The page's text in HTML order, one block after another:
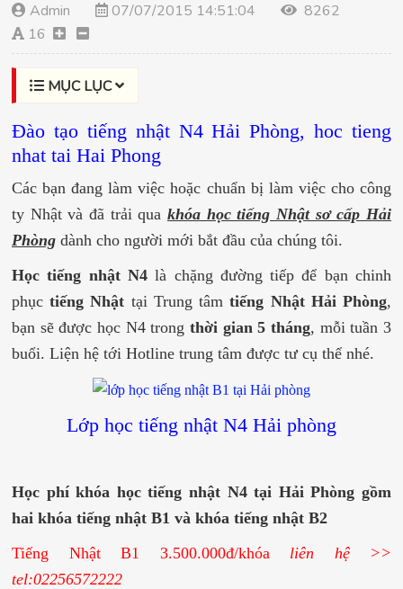
Admin 07/07/2015 14:51:04
8262
16
MỤC LỤC
Đào tạo tiếng nhật N4 Hải Phòng, hoc tieng
nhat tai Hai Phong
Các bạn đang làm việc hoặc chuẩn bị làm việc cho công
ty Nhật và đã trải qua khóa học tiếng Nhật sơ cấp Hải
Phòng dành cho người mới bắt đầu của chúng tôi.
Học tiếng nhật N4là chặng đường tiếp để bạn chinh
phụctiếng Nhật tại Trung tâmtiếng Nhật Hải Phòng,
bạn sẽ được học N4 trong thời gian 5 tháng, mỗi tuần 3
buổi. Liện hệ tới Hotline trung tâm được tư cụ thể nhé.
Lớp học tiếng nhật N4 Hải phòng
Học phí khóa học tiếng nhật N4 tại Hải Phòng gồm
hai khóa tiếng nhật B1 và khóa tiếng nhật B2
Tiếng Nhật B1 3.500.000đ/khóa liên hệ >>
tel:02256572222